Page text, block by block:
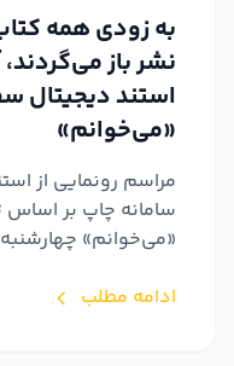
به زودی همه
نشر باز
استند دیجیتال
«می‌خوانم»
مراسم‌ رونمایی از
ادامه مطلب